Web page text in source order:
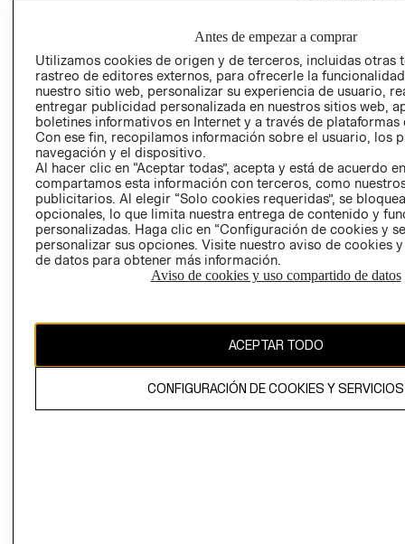
TRANSPARENCIA
Y ÉTICA
(ESPAÑOL)
PROGRAMA DE
TRANSPARENCIA
Y ÉTICA (INGLÉS)
PRIVACIDAD
GIFT CARD
AVISO DE
DE INDUSTRIA Y
COMERCIO - SIC
PETICIONES
QUEJAS Y
RECLAMOS
CAMBIAR REGIÓN
Antes de empezar a comprar
Utilizamos cookies de origen y de terceros, incluidas otras
rastreo de editores externos, para ofrecerle la
nuestro sitio web, personalizar su experiencia de usuario,
entregar publicidad personalizada en nuestros sitios web,
boletines informativos en Internet y a través de plataformas
Con ese fin, recopilamos información sobre el usuario, los
navegación y el dispositivo.
Al hacer clic en “Aceptar todas”, acepta y está de acuerdo
compartamos esta información con terceros, como
publicitarios. Al elegir “Solo cookies requeridas”, se
opcionales, lo que limita nuestra entrega de contenido y
personalizadas. Haga clic en “Configuración de cookies y
personalizar sus opciones. Visite nuestro aviso de cookies
de datos para obtener más información.
Aviso de cookies y uso compartido de datos
ACEPTAR TODO
CONFIGURACIÓN DE COOKIES Y SERVICIOS